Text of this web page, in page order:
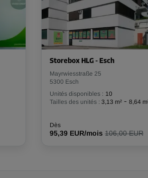
Storebox HLG - Esch
Mayrwiesstraße 25
5300 Esch
Unités disponibles : 10
Tailles des unités : 3,13 m² - 8,64
Dès
95,39 EUR/mois 106,00 EUR